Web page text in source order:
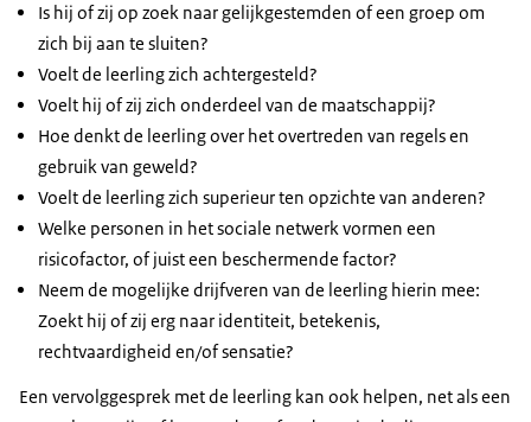
Is hij of zij op zoek naar gelijkgestemden of een groep om
zich bij aan te sluiten?
Voelt de leerling zich achtergesteld?
Voelt hij of zij zich onderdeel van de maatschappij?
Hoe denkt de leerling over het overtreden van regels en
gebruik van geweld?
Voelt de leerling zich superieur ten opzichte van anderen?
Welke personen in het sociale netwerk vormen een
risicofactor, of juist een beschermende factor?
Neem de mogelijke drijfveren van de leerling hierin mee:
Zoekt hij of zij erg naar identiteit, betekenis,
rechtvaardigheid en/of sensatie?
Een vervolggesprek met de leerling kan ook helpen, net als een